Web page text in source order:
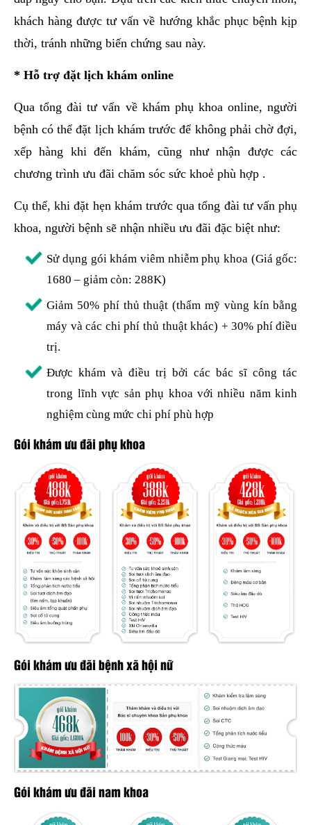
khách hàng được tư vấn về hướng khắc phục bệnh kịp
thời, tránh những biến chứng sau này.
* Hỗ trợ đặt lịch khám online
Qua tổng đài tư vấn về khám phụ khoa online, người
bệnh có thể đặt lịch khám trước để không phải chờ đợi,
xếp hàng khi đến khám, cũng như nhận được các
chương trình ưu đãi chăm sóc sức khoẻ phù hợp .
Cụ thể, khi đặt hẹn khám trước qua tổng đài tư vấn phụ
khoa, người bệnh sẽ nhận nhiều ưu đãi đặc biệt như:
Sử dụng gói khám viêm nhiễm phụ khoa (Giá gốc:
1680 – giảm còn: 288K)
Giảm 50% phí thủ thuật (thẩm mỹ vùng kín bằng
máy và các chi phí thủ thuật khác) + 30% phí điều
trị.
Được khám và điều trị bởi các bác sĩ công tác
trong lĩnh vực sản phụ khoa với nhiều năm kinh
nghiệm cùng mức chi phí phù hợp
Gói khám ưu đãi phụ khoa
Gói khám ưu đãi bệnh xã hội nữ
Gói khám ưu đãi nam khoa